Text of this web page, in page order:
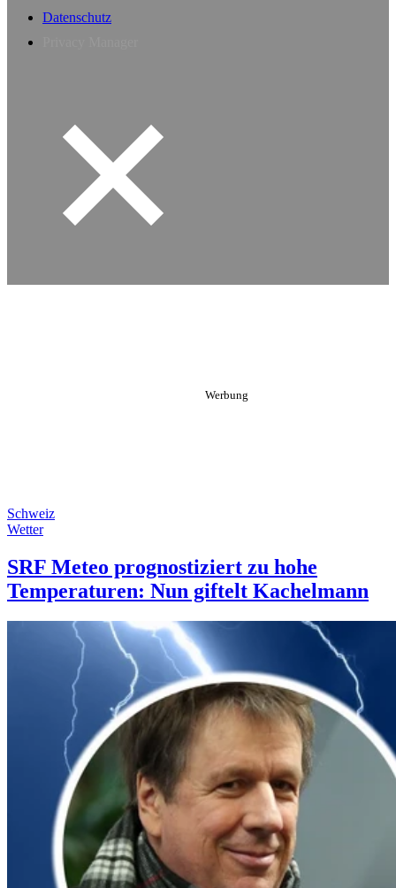
Datenschutz
Schweiz
Wetter
SRF Meteo prognostiziert zu hohe
Temperaturen: Nun giftelt Kachelmann